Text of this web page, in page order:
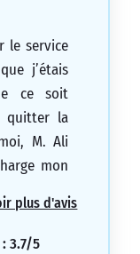
le service
j’étais
ce soit
quitter la
M. Ali
mon
nouveau
est très
plus d'avis
3.7/5